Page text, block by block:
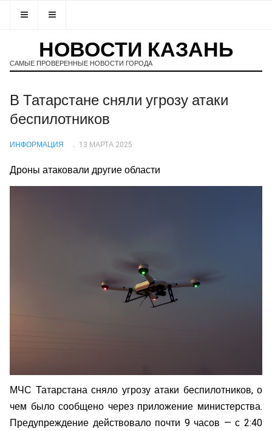
НОВОСТИ КАЗАНЬ
САМЫЕ ПРОВЕРЕННЫЕ НОВОСТИ ГОРОДА
В Татарстане сняли угрозу атаки
беспилотников
ИНФОРМАЦИЯ 13 МАРТА 2025
Дроны атаковали другие области
МЧС Татарстана сняло угрозу атаки беспилотников, о
чем было сообщено через приложение министерства.
Предупреждение действовало почти 9 часов — с 2:40